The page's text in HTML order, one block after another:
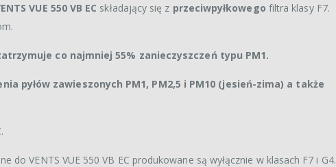
VUE 550 VB EC składający się z przeciwpyłkowego filtra klasy F7.
co najmniej 55% zanieczyszczeń typu PM1.
pyłów zawieszonych PM1, PM2,5 i PM10 (jesień-zima) a także
do VENTS VUE 550 VB EC produkowane są wyłącznie w klasach F7 i G4.